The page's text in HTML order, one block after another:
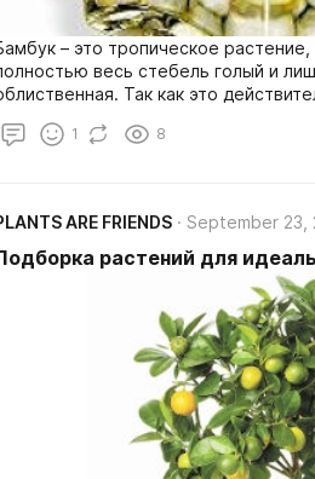
– это тропическое
весь стебель голый и
Так как это
домашних условиях именно дикий
не всем, поэтому ученые вывели
1 8
ARE FRIENDS September 23,
растений для